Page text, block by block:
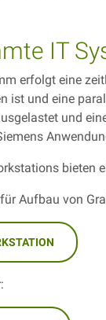
IT
erfolgt eine
ist und eine
und
bieten
Aufbau von